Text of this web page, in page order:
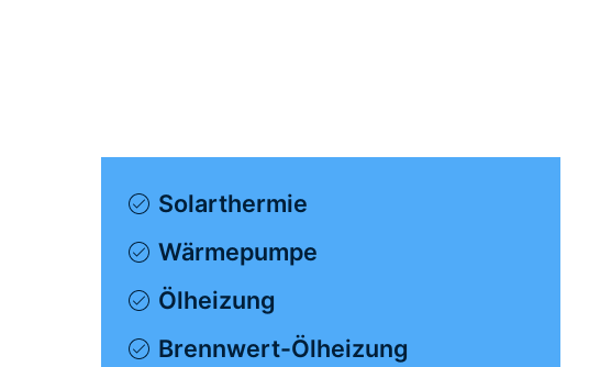
Solarthermie
Wärmepumpe
Ölheizung
Brennwert-Ölheizung